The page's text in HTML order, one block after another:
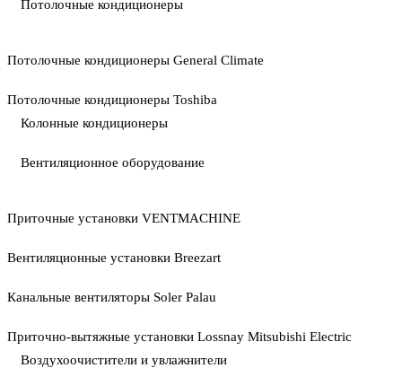
Потолочные кондиционеры
Потолочные кондиционеры General Climate
Потолочные кондиционеры Toshiba
Колонные кондиционеры
Вентиляционное оборудование
Приточные установки VENTMACHINE
Вентиляционные установки Breezart
Канальные вентиляторы Soler Palau
Приточно-вытяжные установки Lossnay Mitsubishi Electric
Воздухоочистители и увлажнители